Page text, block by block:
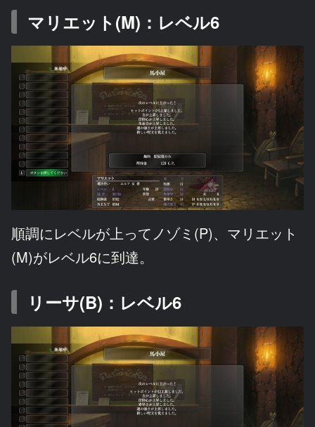
マリエット(M)：レベル6
順調にレベルが上ってノゾミ(P)、マリエット
(M)がレベル6に到達。
リーサ(B)：レベル6